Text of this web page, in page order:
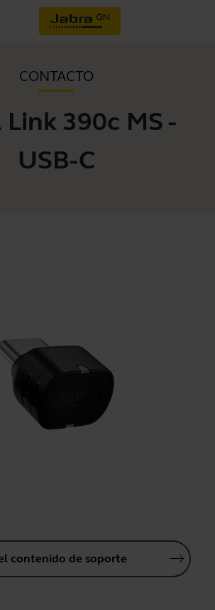
CONTACTO
390c MS -
USB-C
contenido de soporte